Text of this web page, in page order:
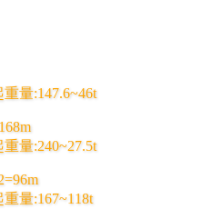
量:147.6~46t
量:240~27.5t
量:167~118t